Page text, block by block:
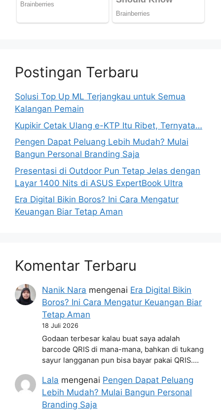
Postingan Terbaru
Solusi Top Up ML Terjangkau untuk Semua
Kalangan Pemain
Kupikir Cetak Ulang e-KTP Itu Ribet, Ternyata…
Pengen Dapat Peluang Lebih Mudah? Mulai
Bangun Personal Branding Saja
Presentasi di Outdoor Pun Tetap Jelas dengan
Layar 1400 Nits di ASUS ExpertBook Ultra
Era Digital Bikin Boros? Ini Cara Mengatur
Keuangan Biar Tetap Aman
Komentar Terbaru
Nanik Nara mengenai Era Digital Bikin
Boros? Ini Cara Mengatur Keuangan Biar
Tetap Aman
18 Juli 2026
Godaan terbesar kalau buat saya adalah
barcode QRIS di mana-mana, bahkan di tukang
sayur langganan pun bisa bayar pakai QRIS.…
Lala mengenai Pengen Dapat Peluang
Lebih Mudah? Mulai Bangun Personal
Branding Saja